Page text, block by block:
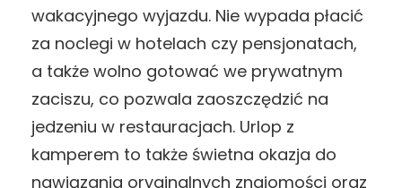
wakacyjnego wyjazdu. Nie wypada płacić
za noclegi w hotelach czy pensjonatach,
a także wolno gotować we prywatnym
zaciszu, co pozwala zaoszczędzić na
jedzeniu w restauracjach. Urlop z
kamperem to także świetna okazja do
nawiązania oryginalnych znajomości oraz